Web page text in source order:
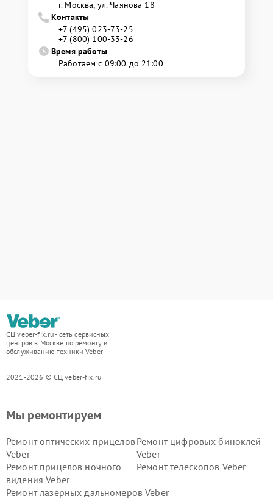
г. Москва, ул. Чаянова 18
Контакты
+7 (495) 023-73-25
+7 (800) 100-33-26
Время работы
Работаем с 09:00 до 21:00
СЦ veber-fix.ru - сеть сервисных
центров в Москве по ремонту и
обслуживанию техники Veber
2021-2026 © СЦ veber-fix.ru
Мы ремонтируем
Ремонт оптических прицелов
Veber
Ремонт цифровых биноклей
Veber
Ремонт прицелов ночного
видения Veber
Ремонт телескопов Veber
Ремонт лазерных дальномеров Veber